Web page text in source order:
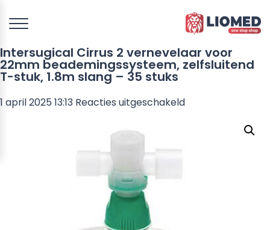
Intersugical Cirrus 2 vernevelaar voor
22mm beademingssysteem, zelfsluitend
T-stuk, 1.8m slang – 35 stuks
1 april 2025 13:13 Reacties uitgeschakeldvoor